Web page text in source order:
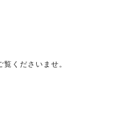
くださいませ。